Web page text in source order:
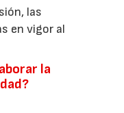
las
en vigor al
la